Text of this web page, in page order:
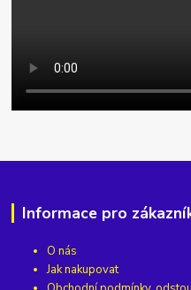
Informace pro
O nás
Jak nakupovat